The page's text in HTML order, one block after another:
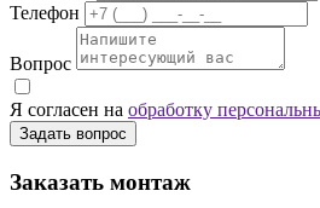
Телефон
Вопрос
Я согласен на обработку
Задать вопрос
Заказать монтаж